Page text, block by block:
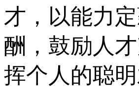
才，以能力
酬，鼓励人
挥个人的聪明